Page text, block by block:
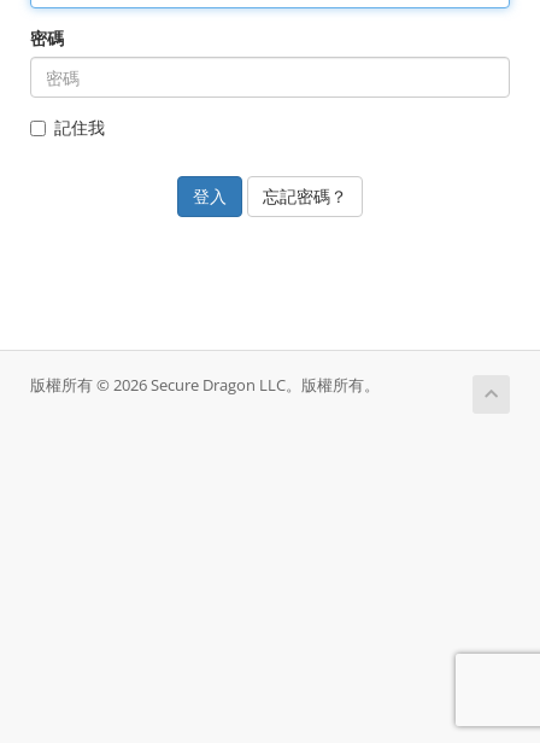
密碼
記住我
忘記密碼？
版權所有 © 2026 Secure Dragon LLC。版權所有。